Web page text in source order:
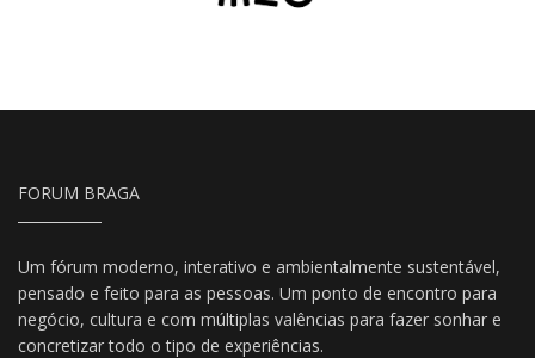
FORUM BRAGA
Um fórum moderno, interativo e ambientalmente sustentável,
pensado e feito para as pessoas. Um ponto de encontro para
negócio, cultura e com múltiplas valências para fazer sonhar e
concretizar todo o tipo de experiências.